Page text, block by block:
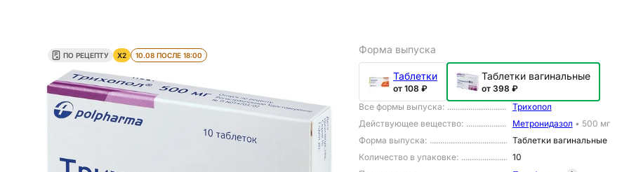
ПО РЕЦЕПТУ X2 10.08 ПОСЛЕ 18:00 Форма выпуска
Таблетки
от 108 ₽
Таблетки вагинальные
от 398 ₽
Все формы выпуска:
Трихопол
Действующее вещество: Метронидазол • 500 мг
Форма выпуска:
Таблетки вагинальные
Количество в упаковке:
10